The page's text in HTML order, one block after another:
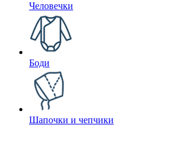
Человечки
Боди
Шапочки и чепчики